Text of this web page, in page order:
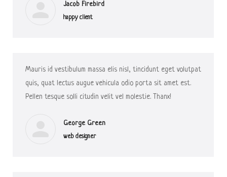
Jacob Firebird
happy client
Mauris id vestibulum massa elis nisl, tincidunt eget volutpat
quis, quat lectus augue vehicula odio porta sit amet est.
Pellen tesque solli citudin velit vel molestie. Thanx!
George Green
web designer